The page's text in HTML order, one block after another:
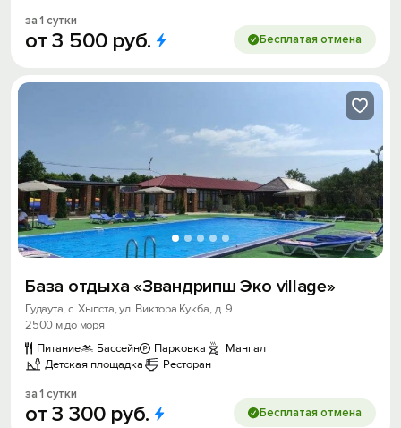
за 1 сутки
от3 500 руб. Бесплатая отмена
База отдыха «Звандрипш Эко village»
Гудаута, с. Хыпста, ул. Виктора Кукба, д. 9
2500 м до моря
Питание
Бассейн Парковка
Мангал
Детская площадка
Ресторан
за 1 сутки
от3 300 руб. Бесплатая отмена